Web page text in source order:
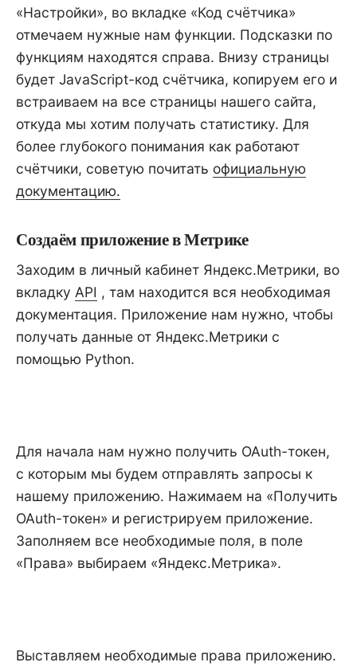
«Настройки», во вкладке «Код счётчика»
отмечаем нужные нам функции. Подсказки по
функциям находятся справа. Внизу страницы
будет JavaScript-код счётчика, копируем его и
встраиваем на все страницы нашего сайта,
откуда мы хотим получать статистику. Для
более глубокого понимания как работают
счётчики, советую почитать официальную
документацию.
Создаём приложение в Метрике
Заходим в личный кабинет Яндекс.Метрики, во
вкладку API , там находится вся необходимая
документация. Приложение нам нужно, чтобы
получать данные от Яндекс.Метрики с
помощью Python.
Для начала нам нужно получить OAuth-токен,
с которым мы будем отправлять запросы к
нашему приложению. Нажимаем на «Получить
OAuth-токен» и регистрируем приложение.
Заполняем все необходимые поля, в поле
«Права» выбираем «Яндекс.Метрика».
Выставляем необходимые права приложению.